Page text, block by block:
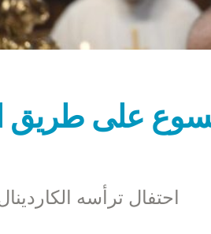
على طريق
احتفال ترأسه